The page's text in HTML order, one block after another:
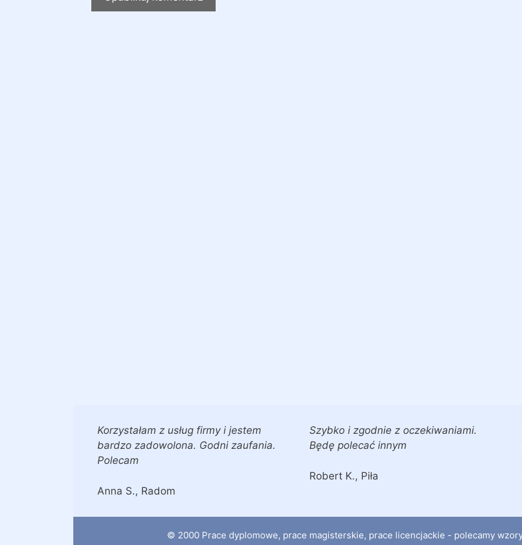
Korzystałam z usług firmy i jestem
bardzo zadowolona. Godni zaufania.
Polecam
Anna S., Radom
Szybko i zgodnie z oczekiwaniami.
Będę polecać innym
Robert K., Piła
© 2000 Prace dyplomowe, prace magisterskie, prace licencjackie - polecamy